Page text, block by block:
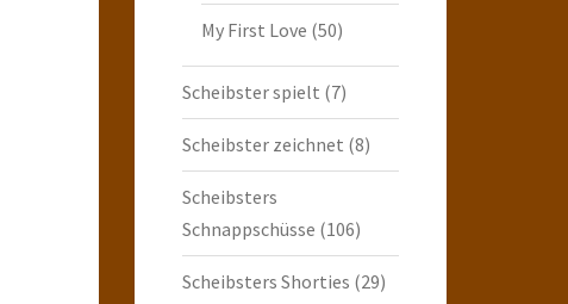
My First Love (50)
Scheibster spielt (7)
Scheibster zeichnet (8)
Scheibsters
Schnappschüsse (106)
Scheibsters Shorties (29)